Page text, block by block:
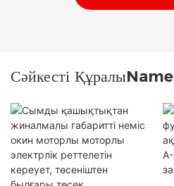
Сәйкесті ҚұралыName